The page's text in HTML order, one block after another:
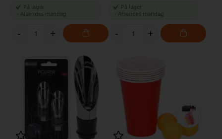
På lager
-Afsendes mandag
- +
På lager
Afsendes mandag
- +